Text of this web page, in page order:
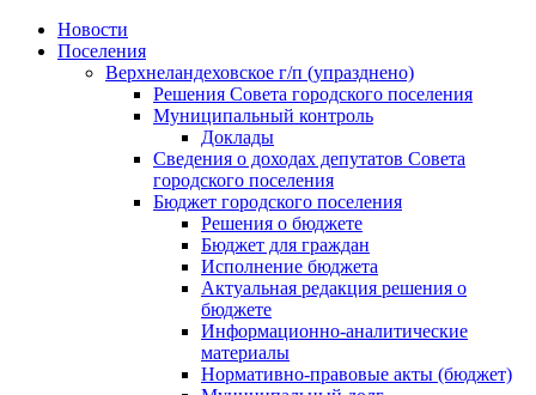
Skip
Новости
Поселения
Верхнеландеховское г/п (упразднено)
Решения Совета городского поселения
Муниципальный контроль
Доклады
Сведения о доходах депутатов Совета
городского поселения
Бюджет городского поселения
Решения о бюджете
Бюджет для граждан
Исполнение бюджета
Актуальная редакция решения о
бюджете
Информационно-аналитические
материалы
Нормативно-правовые акты (бюджет)